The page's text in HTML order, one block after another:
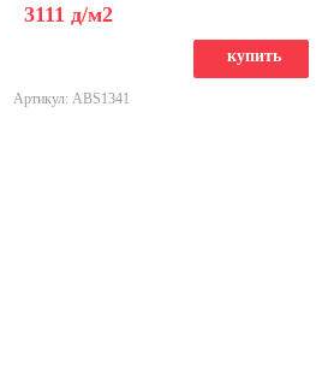
3111 д/м2
купить
Артикул: ABS1341